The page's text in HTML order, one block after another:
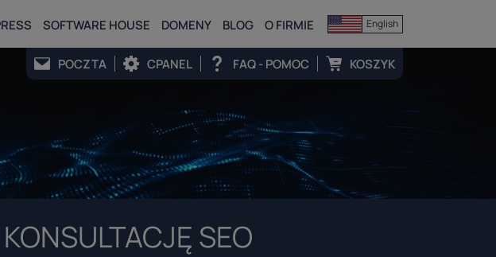
SOFTWARE HOUSE DOMENY BLOG O FIRMIE
POCZTA CPANEL FAQ - POMOC KOSZYK
English
SEO